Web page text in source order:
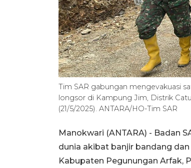
Tim SAR gabungan mengevakuasi
longsor di Kampung Jim, Distrik
(21/5/2025). ANTARA/HO-Tim SAR
Manokwari (ANTARA) - Badan
dunia akibat banjir bandang
Kabupaten Pegunungan Arfak,